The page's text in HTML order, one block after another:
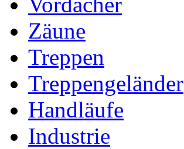
Zäune
Treppen
Treppengeländer
Handläufe
Industrie